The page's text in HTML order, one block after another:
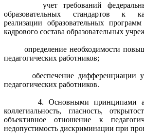
учет требований федеральных
образовательных стандартов к
реализации образовательных
кадрового состава образовательных
определение необходимости
педагогических работников;
обеспечение дифференциации
педагогических работников.
4. Основными принципами
коллегиальность, гласность,
объективное отношение к
недопустимость дискриминации при